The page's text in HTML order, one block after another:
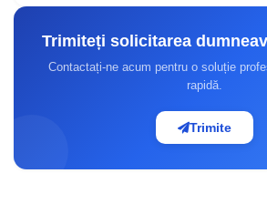
Trimiteți solicitarea
Contactați-ne acum pentru o soluție
rapidă.
Trimite